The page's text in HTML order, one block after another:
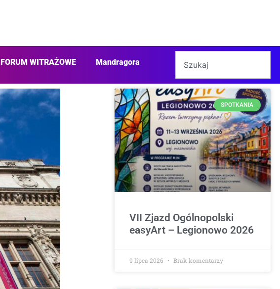
FORUM WITRAŻOWE Mandragora
SPOTKANIA
VII Zjazd Ogólnopolski
easyArt – Legionowo 2026
9 lipca 2026 Brak komentarzy